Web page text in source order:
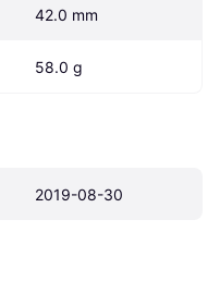
42.0 mm
58.0 g
2019-08-30